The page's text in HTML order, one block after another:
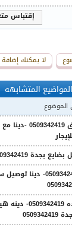
إقتباس
لا يمكنك
المواضيع المتشابهه
الموضوع
دينا مغلقة للإيجار مع سائق
0509342419
دينا صندوق توصيل 0509342419-
دينه صندوق نقل بضايع جده